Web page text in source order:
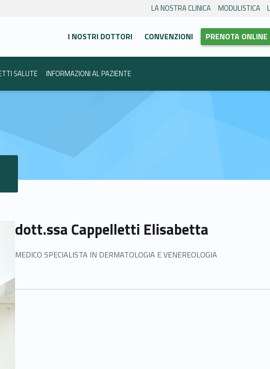
LA NOSTRA CLINICA MODULISTICA
I NOSTRI DOTTORI CONVENZIONI PRENOTA ONLINE
SALUTE INFORMAZIONI AL PAZIENTE
dott.ssa Cappelletti Elisabetta
MEDICO SPECIALISTA IN DERMATOLOGIA E VENEREOLOGIA